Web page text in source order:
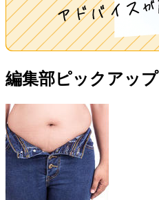
編集部ピックアップ